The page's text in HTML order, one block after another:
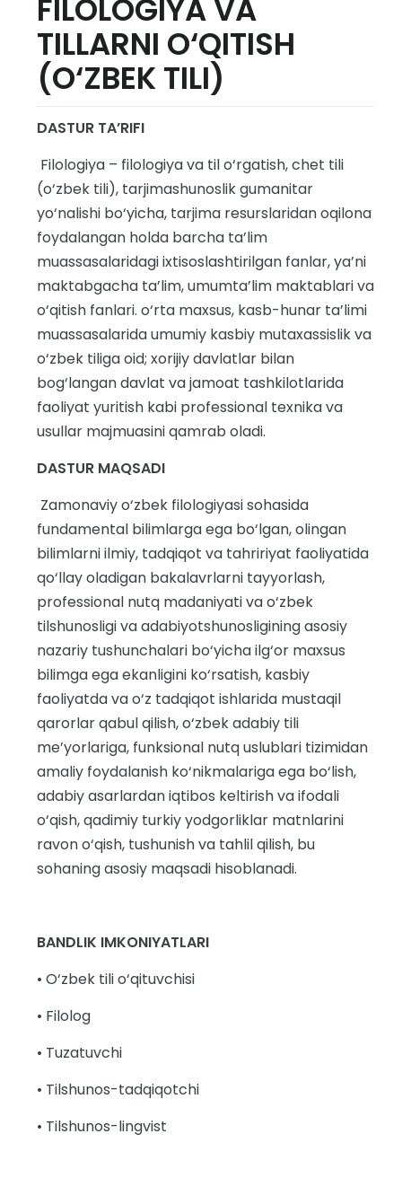
FILOLOGIYA VA
TILLARNI O‘QITISH
(O‘ZBEK TILI)
DASTUR TA’RIFI
Filologiya – filologiya va til o‘rgatish, chet tili
(o‘zbek tili), tarjimashunoslik gumanitar
yo‘nalishi bo‘yicha, tarjima resurslaridan oqilona
foydalangan holda barcha ta’lim
muassasalaridagi ixtisoslashtirilgan fanlar, ya’ni
maktabgacha ta’lim, umumta’lim maktablari va
o‘qitish fanlari. o‘rta maxsus, kasb-hunar ta’limi
muassasalarida umumiy kasbiy mutaxassislik va
o‘zbek tiliga oid; xorijiy davlatlar bilan
bog‘langan davlat va jamoat tashkilotlarida
faoliyat yuritish kabi professional texnika va
usullar majmuasini qamrab oladi.
DASTUR MAQSADI
Zamonaviy o‘zbek filologiyasi sohasida
fundamental bilimlarga ega bo‘lgan, olingan
bilimlarni ilmiy, tadqiqot va tahririyat faoliyatida
qo‘llay oladigan bakalavrlarni tayyorlash,
professional nutq madaniyati va o‘zbek
tilshunosligi va adabiyotshunosligining asosiy
nazariy tushunchalari bo‘yicha ilg‘or maxsus
bilimga ega ekanligini ko‘rsatish, kasbiy
faoliyatda va o‘z tadqiqot ishlarida mustaqil
qarorlar qabul qilish, o‘zbek adabiy tili
me’yorlariga, funksional nutq uslublari tizimidan
amaliy foydalanish ko‘nikmalariga ega bo‘lish,
adabiy asarlardan iqtibos keltirish va ifodali
o‘qish, qadimiy turkiy yodgorliklar matnlarini
ravon o‘qish, tushunish va tahlil qilish, bu
sohaning asosiy maqsadi hisoblanadi.
BANDLIK IMKONIYATLARI
• O‘zbek tili o‘qituvchisi
• Filolog
• Tuzatuvchi
• Tilshunos-tadqiqotchi
• Tilshunos-lingvist